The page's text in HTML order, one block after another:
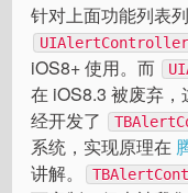
针对上面功能列表
UIAlertController
iOS8+ 使用。而
在 iOS8.3 被废弃
经开发了
系统，实现原理在
讲解。